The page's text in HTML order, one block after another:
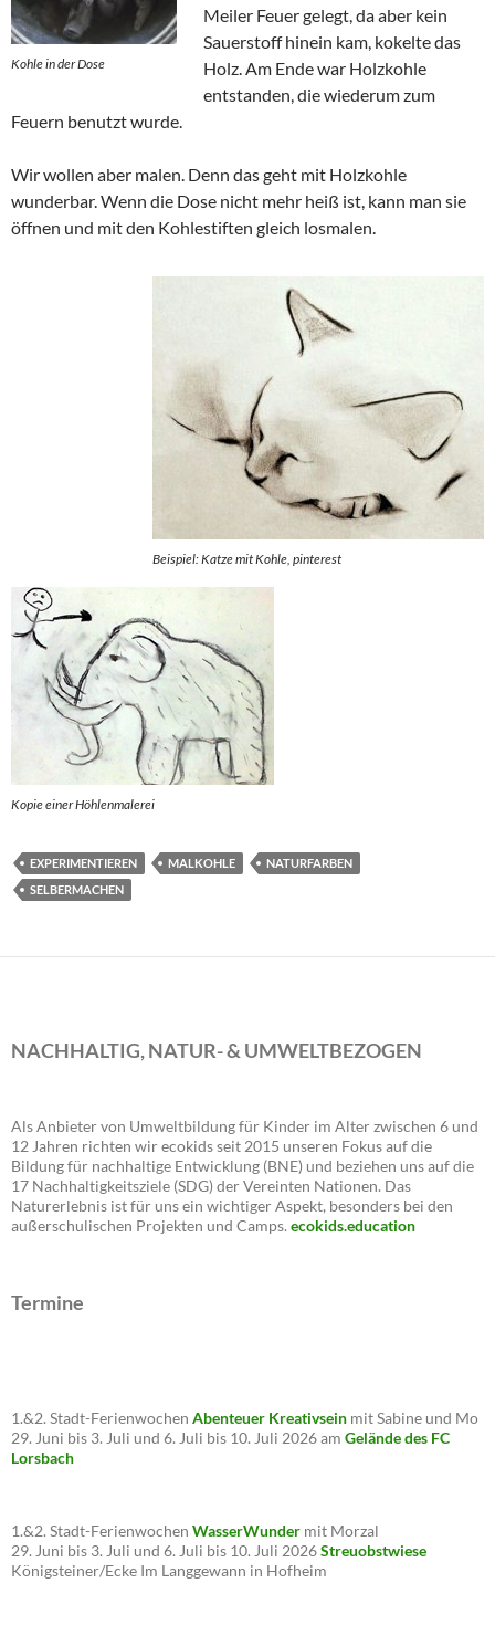
Kohle in der Dose
Meiler Feuer gelegt, da aber kein
Sauerstoff hinein kam, kokelte das
Holz. Am Ende war Holzkohle
entstanden, die wiederum zum
Feuern benutzt wurde.
Wir wollen aber malen. Denn das geht mit Holzkohle
wunderbar. Wenn die Dose nicht mehr heiß ist, kann man sie
öffnen und mit den Kohlestiften gleich losmalen.
Beispiel: Katze mit Kohle, pinterest
Kopie einer Höhlenmalerei
EXPERIMENTIEREN MALKOHLE
NATURFARBEN
SELBERMACHEN
NACHHALTIG, NATUR- & UMWELTBEZOGEN
Als Anbieter von Umweltbildung für Kinder im Alter zwischen 6 und
12 Jahren richten wir ecokids seit 2015 unseren Fokus auf die
Bildung für nachhaltige Entwicklung (BNE) und beziehen uns auf die
17 Nachhaltigkeitsziele (SDG) der Vereinten Nationen. Das
Naturerlebnis ist für uns ein wichtiger Aspekt, besonders bei den
außerschulischen Projekten und Camps. ecokids.education
Termine
1.&2. Stadt-Ferienwochen Abenteuer Kreativsein mit Sabine und Mo
29. Juni bis 3. Juli und 6. Juli bis 10. Juli 2026 am Gelände des FC
Lorsbach
1.&2. Stadt-Ferienwochen WasserWunder mit Morzal
29. Juni bis 3. Juli und 6. Juli bis 10. Juli 2026Streuobstwiese
Königsteiner/Ecke Im Langgewann in Hofheim